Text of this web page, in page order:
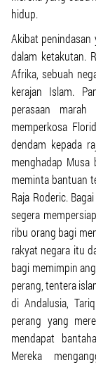
hidup.
Akibat penindasan
dalam ketakutan.
Afrika, sebuah
kerajan Islam.
perasaan
memperkosa
dendam kepada
menghadap
meminta bantuan
Raja Roderic.
segera
ribu orang bagi
rakyat negara itu
bagi memimpin
perang, tentera
di Andalusia,
perang yang
mendapat
Mereka